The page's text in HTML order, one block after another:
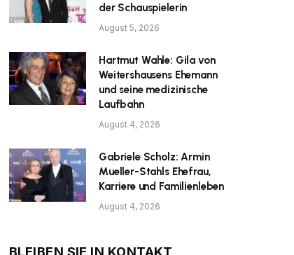
der Schauspielerin
August 5, 2026
Hartmut Wahle: Gila von
Weitershausens Ehemann
und seine medizinische
Laufbahn
August 4, 2026
Gabriele Scholz: Armin
Mueller-Stahls Ehefrau,
Karriere und Familienleben
August 4, 2026
BLEIBEN SIE IN KONTAKT